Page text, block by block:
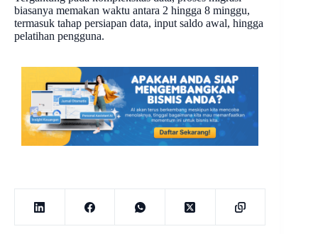
biasanya memakan waktu antara 2 hingga 8 minggu,
termasuk tahap persiapan data, input saldo awal, hingga
pelatihan pengguna.